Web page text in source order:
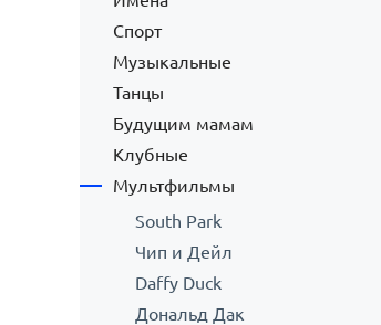
Спорт
Музыкальные
Танцы
Будущим мамам
Клубные
Мультфильмы
South Park
Чип и Дейл
Daffy Duck
Дональд Дак